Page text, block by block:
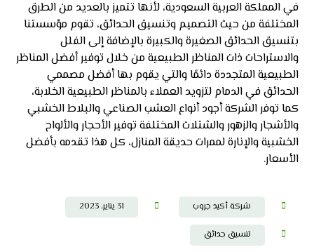
في المملكة العربية السعودية، لأنها تتميز بالعديد من الطرق
المختلفة من حيث التصميم وتنسيق الحدائق، تقوم مؤسستنا
بتنسيق الحدائق الصغيرة والكبيرة بالإضافة إلى الفلل
والاستراحات ذات المناظر الطبيعية من خلال توفير أفضل المناظر
الطبيعية المتجددة دائمًا والتي يقوم بها أفضل مصممي
الحدائق في الدمام لتزويد العملاء بالمناظر الطبيعية الخلابة،
كما توفر الشركة أجود أنواع العشب الصناعي والبلاط الخشبي
والأشجار والزهور والشتلات المختلفة توفير الأحجار والألواح
الخشبية والإنارة لممرات حديقة المنازل، كل هذا تقدمه بأفضل
الأسعار.
شركة أكيد جروب 31 يناير، 2023
تنسيق حدائق